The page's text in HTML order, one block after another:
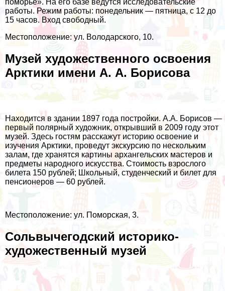
поморье». На его базе ведутся исследовательские
работы. Режим работы: понедельник — пятница, с 12 до
15 часов. Вход свободный.
Местоположение: ул. Володарского, 10.
Музей художественного освоения
Арктики имени А. А. Борисова
Находится в здании 1897 года постройки. А.А. Борисов —
первый полярный художник, открывший в 2009 году этот
музей. Здесь гостям расскажут историю освоение и
изучения Арктики, проведут экскурсию по нескольким
залам, где хранятся картины архангельских мастеров и
предметы народного искусства. Стоимость взрослого
билета 150 рублей; Школьный, студенческий и билет для
пенсионеров — 60 рублей.
Местоположение: ул. Поморская, 3.
Сольвычегодский историко-
художественный музей